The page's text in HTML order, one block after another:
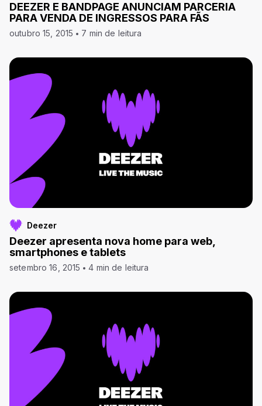
DEEZER E BANDPAGE ANUNCIAM PARCERIA
PARA VENDA DE INGRESSOS PARA FÃS
outubro 15, 2015 7 min de leitura
Deezer
Deezer apresenta nova home para web,
smartphones e tablets
setembro 16, 2015 4 min de leitura